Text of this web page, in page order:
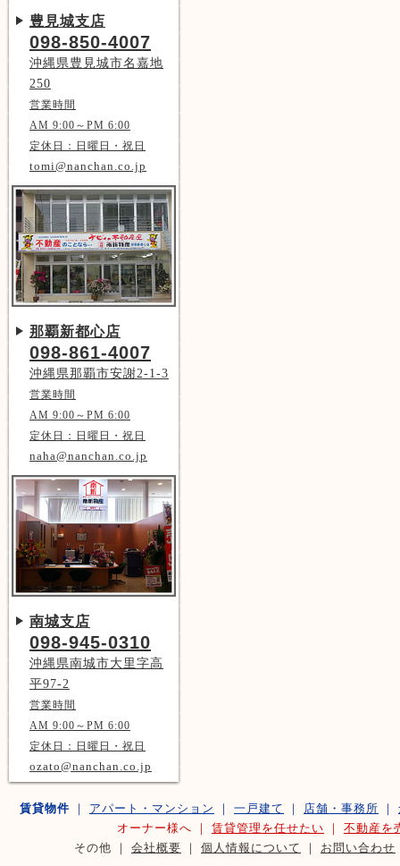
豊見城支店
098-850-4007
沖縄県豊見城市名嘉地
250
営業時間
AM 9:00～PM 6:00
定休日：日曜日・祝日
tomi@nanchan.co.jp
那覇新都心店
098-861-4007
沖縄県那覇市安謝2-1-3
営業時間
AM 9:00～PM 6:00
定休日：日曜日・祝日
naha@nanchan.co.jp
南城支店
098-945-0310
沖縄県南城市大里字高
平97-2
営業時間
AM 9:00～PM 6:00
定休日：日曜日・祝日
ozato@nanchan.co.jp
賃貸物件 ｜ アパート・マンション ｜ 一戸建て ｜ 店舗・事務所 ｜
オーナー様へ ｜ 賃貸管理を任せたい ｜ 不動産を
その他 ｜ 会社概要 ｜ 個人情報について ｜ お問い合わせ